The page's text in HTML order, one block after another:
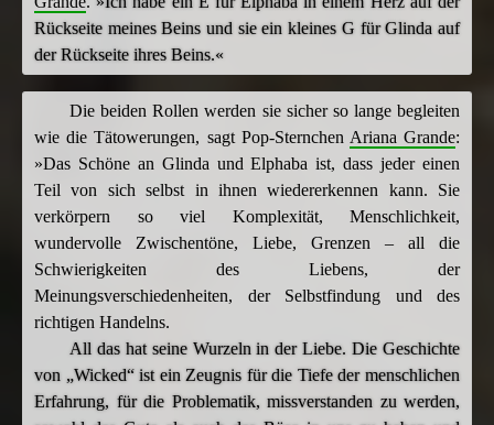
Rückseite meines Beins und sie ein kleines G für Glinda auf
der Rückseite ihres Beins.«
Die beiden Rollen werden sie sicher so lange begleiten
wie die Tätowerungen, sagt Pop-Sternchen Ariana Grande:
»Das Schöne an Glinda und Elphaba ist, dass jeder einen
Teil von sich selbst in ihnen wiedererkennen kann. Sie
verkörpern so viel Komplexität, Menschlichkeit,
wundervolle Zwischentöne, Liebe, Grenzen – all die
Schwierigkeiten des Liebens, der
Meinungsverschiedenheiten, der Selbstfindung und des
richtigen Handelns.
All das hat seine Wurzeln in der Liebe. Die Geschichte
von „Wicked“ ist ein Zeugnis für die Tiefe der menschlichen
Erfahrung, für die Problematik, missverstanden zu werden,